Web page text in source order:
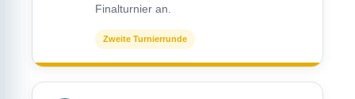
Finalturnier an.
Zweite Turnierrunde